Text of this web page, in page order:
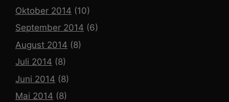
Oktober 2014 (10)
September 2014 (6)
August 2014 (8)
Juli 2014 (8)
Juni 2014 (8)
Mai 2014 (8)